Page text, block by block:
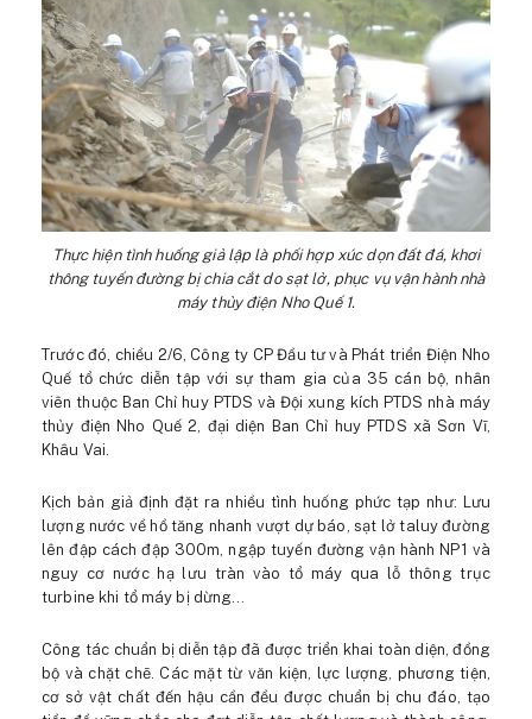
Thực hiện tình huống giả lập là phối hợp xúc dọn đất đá, khơi
thông tuyến đường bị chia cắt do sạt lở, phục vụ vận hành nhà
máy thủy điện Nho Quế 1.
Trước đó, chiều 2/6, Công ty CP Đầu tư và Phát triển Điện Nho
Quế tổ chức diễn tập với sự tham gia của 35 cán bộ, nhân
viên thuộc Ban Chỉ huy PTDS và Đội xung kích PTDS nhà máy
thủy điện Nho Quế 2, đại diện Ban Chỉ huy PTDS xã Sơn Vĩ,
Khâu Vai.
Kịch bản giả định đặt ra nhiều tình huống phức tạp như: Lưu
lượng nước về hồ tăng nhanh vượt dự báo, sạt lở taluy đường
lên đập cách đập 300m, ngập tuyến đường vận hành NP1 và
nguy cơ nước hạ lưu tràn vào tổ máy qua lỗ thông trục
turbine khi tổ máy bị dừng…
Công tác chuẩn bị diễn tập đã được triển khai toàn diện, đồng
bộ và chặt chẽ. Các mặt từ văn kiện, lực lượng, phương tiện,
cơ sở vật chất đến hậu cần đều được chuẩn bị chu đáo, tạo